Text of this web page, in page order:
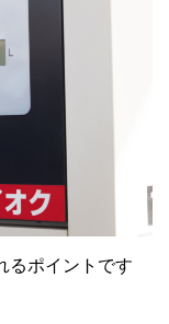
るポイントです